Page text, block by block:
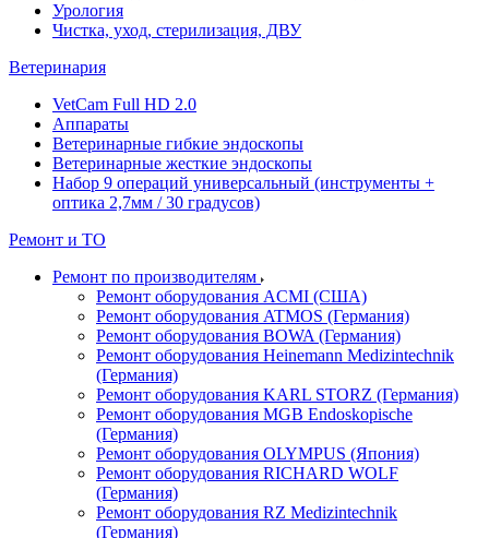
Урология
Чистка, уход, стерилизация, ДВУ
Ветеринария
VetCam Full HD 2.0
Аппараты
Ветеринарные гибкие эндоскопы
Ветеринарные жесткие эндоскопы
Набор 9 операций универсальный (инструменты +
оптика 2,7мм / 30 градусов)
Ремонт и ТО
Ремонт по производителям
Ремонт оборудования ACMI (США)
Ремонт оборудования ATMOS (Германия)
Ремонт оборудования BOWA (Германия)
Ремонт оборудования Heinemann Medizintechnik
(Германия)
Ремонт оборудования KARL STORZ (Германия)
Ремонт оборудования MGB Endoskopische
(Германия)
Ремонт оборудования OLYMPUS (Япония)
Ремонт оборудования RICHARD WOLF
(Германия)
Ремонт оборудования RZ Medizintechnik
(Германия)